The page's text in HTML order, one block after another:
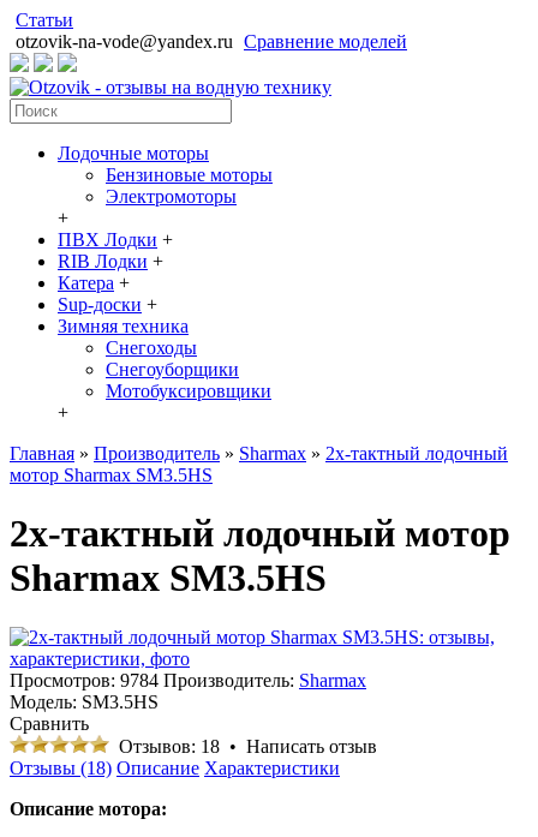
Статьи
otzovik-na-vode@yandex.ru Сравнение моделей
Лодочные моторы
Бензиновые моторы
Электромоторы
+
ПВХ Лодки +
RIB Лодки +
Катера +
Sup-доски +
Зимняя техника
Снегоходы
Cнегоуборщики
Мотобуксировщики
+
Главная » Производитель » Sharmax » 2х-тактный лодочный
мотор Sharmax SM3.5HS
2х-тактный лодочный мотор
Sharmax SM3.5HS
Просмотров: 9784 Производитель: Sharmax
Модель: SM3.5HS
Сравнить
Отзывов: 18 • Написать отзыв
Отзывы (18) Описание Характеристики
Описание мотора: